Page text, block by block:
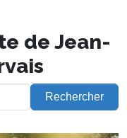
de Jean-
Rechercher